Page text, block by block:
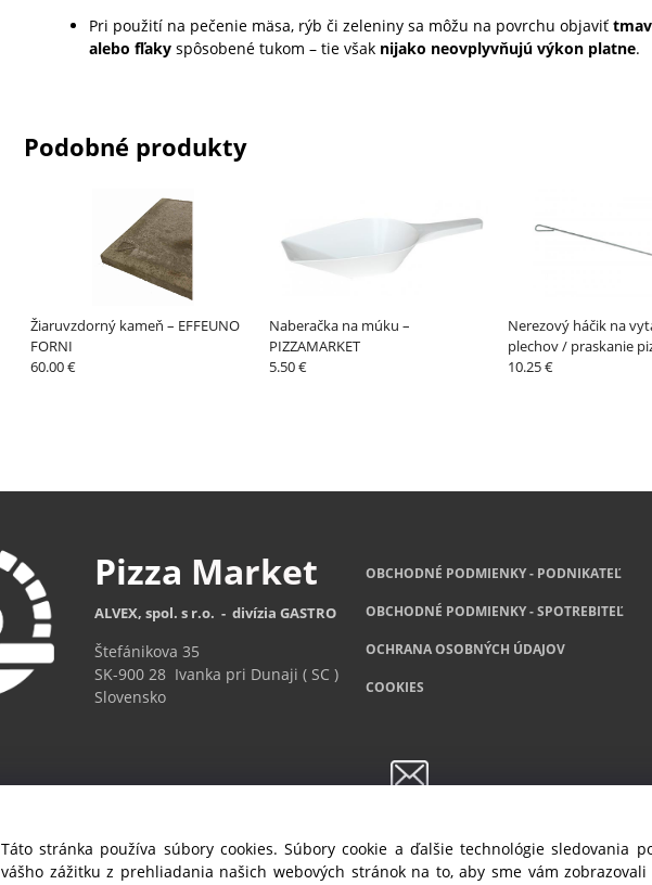
Pri použití na pečenie mäsa, rýb či zeleniny sa môžu na povrchu objaviť
alebo fľaky spôsobené tukom – tie však nijako neovplyvňujú výkon platne.
Podobné produkty
Žiaruvzdorný kameň – EFFEUNO
FORNI
60.00 €
Naberačka na múku –
PIZZAMARKET
5.50 €
Nerezový háčik na
plechov / praskanie
GI.METAL
10.25 €
Pizza Market
ALVEX, spol. s r.o. - divízia GASTRO
Štefánikova 35
SK-900 28 Ivanka pri Dunaji ( SC )
Slovensko
OBCHODNÉ PODMIENKY - PODNIKATEĽ
OBCHODNÉ PODMIENKY - SPOTREBITEĽ
OCHRANA OSOBNÝCH ÚDAJOV
COOKIES
Ak chcete byť informovaný o akciách a novinkách, prihláste sa na odber
Táto stránka používa súbory cookies. Súbory cookie a ďalšie technológie sledovania
vášho zážitku z prehliadania našich webových stránok na to, aby sme vám